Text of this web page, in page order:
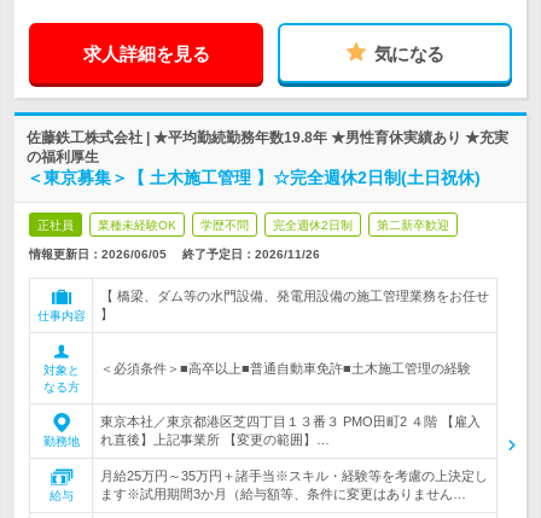
求人詳細を見る 気になる
佐藤鉄工株式会社 | ★平均勤続勤務年数19.8年 ★男性育休実績あり ★充実
の福利厚生
＜東京募集＞【 土木施工管理 】☆完全週休2日制(土日祝休)
正社員 業種未経験OK 学歴不問 完全週休2日制 第二新卒歓迎
情報更新日：2026/06/05 終了予定日： 2026/11/26
仕事内容
【 橋梁、ダム等の水門設備、発電用設備の施工管理業務をお任せ
】
対象と
なる方
＜必須条件＞■高卒以上■普通自動車免許■土木施工管理の経験
勤務地
東京本社／東京都港区芝四丁目１３番３ PMO田町2 ４階 【雇入
れ直後】上記事業所 【変更の範囲】…
給与
月給25万円～35万円＋諸手当※スキル・経験等を考慮の上決定し
ます※試用期間3か月（給与額等、条件に変更はありません…